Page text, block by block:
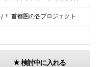
◆リモート案件あり！ 首都圏の各プロジェクト先での勤務となります。 【本社】東京都台東区台東1-38-9 イトーピア清洲橋通ビル8F ＼希望者は大阪支社勤務も可能です／ ※(変更の範囲)上記を除く当
検討中に入れる